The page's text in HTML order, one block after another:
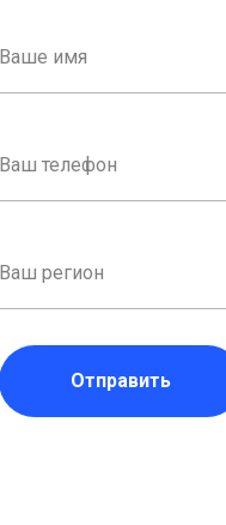
Отправить